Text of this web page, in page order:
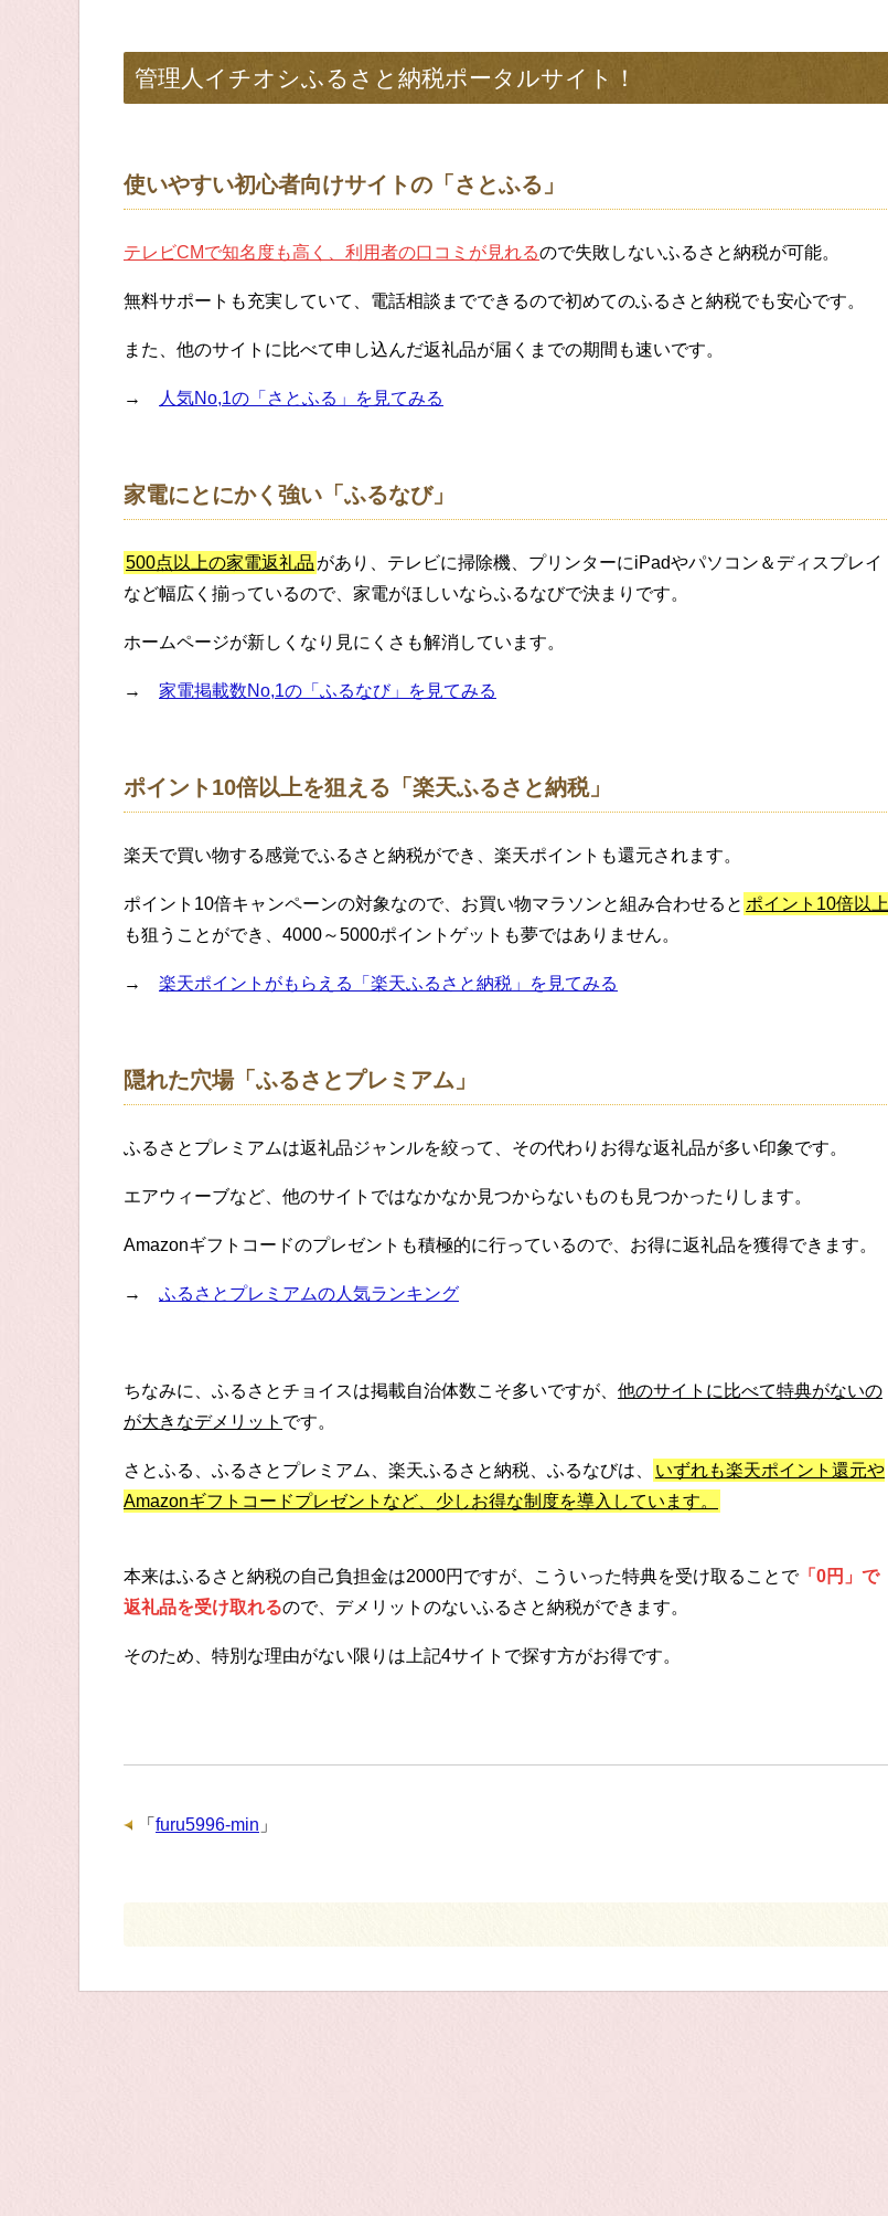
管理人イチオシふるさと納税ポータルサイト！
使いやすい初心者向けサイトの「さとふる」
テレビCMで知名度も高く、利用者の口コミが見れるので失敗しないふるさと納税が可能。
無料サポートも充実していて、電話相談までできるので初めてのふるさと納税でも安心です。
また、他のサイトに比べて申し込んだ返礼品が届くまでの期間も速いです。
→ 人気No,1の「さとふる」を見てみる
家電にとにかく強い「ふるなび」
500点以上の家電返礼品 があり、テレビに掃除機、プリンターにiPadやパソコン＆ディスプレイ
など幅広く揃っているので、家電がほしいならふるなびで決まりです。
ホームページが新しくなり見にくさも解消しています。
→ 家電掲載数No,1の「ふるなび」を見てみる
ポイント10倍以上を狙える「楽天ふるさと納税」
楽天で買い物する感覚でふるさと納税ができ、楽天ポイントも還元されます。
ポイント10倍キャンペーンの対象なので、お買い物マラソンと組み合わせると ポイント10倍以上
も狙うことができ、4000～5000ポイントゲットも夢ではありません。
→ 楽天ポイントがもらえる「楽天ふるさと納税」を見てみる
隠れた穴場「ふるさとプレミアム」
ふるさとプレミアムは返礼品ジャンルを絞って、その代わりお得な返礼品が多い印象です。
エアウィーブなど、他のサイトではなかなか見つからないものも見つかったりします。
Amazonギフトコードのプレゼントも積極的に行っているので、お得に返礼品を獲得できます。
→ ふるさとプレミアムの人気ランキング
ちなみに、ふるさとチョイスは掲載自治体数こそ多いですが、 他のサイトに比べて特典がないの
が大きなデメリット です。
さとふる、ふるさとプレミアム、楽天ふるさと納税、ふるなびは、
いずれも楽天ポイント還元や
Amazonギフトコードプレゼントなど、少しお得な制度を導入しています。
本来はふるさと納税の自己負担金は2000円ですが、こういった特典を受け取ることで「0円」で
返礼品を受け取れるので、デメリットのないふるさと納税ができます。
そのため、特別な理由がない限りは上記4サイトで探す方がお得です。
「 furu5996-min 」